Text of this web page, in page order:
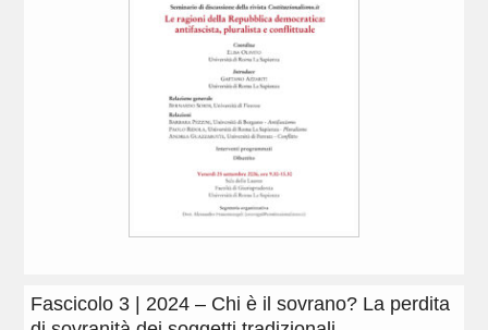
Fascicolo 3 | 2024 – Chi è il sovrano? La perdita